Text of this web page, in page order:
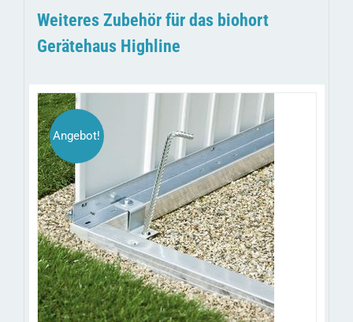
Weiteres Zubehör für das biohort
Gerätehaus Highline
Angebot!
AUSFÜHRUNG WÄHLEN DIESES
PRODUKT
WEIST
MEHRERE
VARIANTEN
AUF.
DIE
OPTIONEN
/ DETAILS